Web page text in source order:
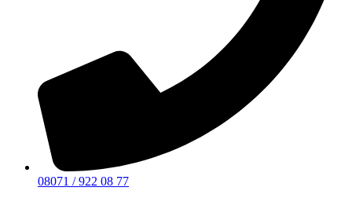
08071 / 922 08 77